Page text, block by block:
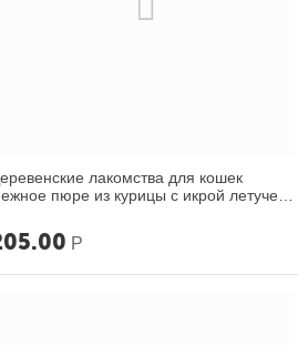
лакомства для кошек
пюре из курицы с икрой летучей
Р